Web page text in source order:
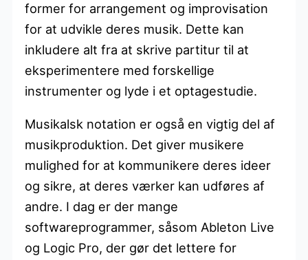
former for arrangement og improvisation
for at udvikle deres musik. Dette kan
inkludere alt fra at skrive partitur til at
eksperimentere med forskellige
instrumenter og lyde i et optagestudie.
Musikalsk notation er også en vigtig del af
musikproduktion. Det giver musikere
mulighed for at kommunikere deres ideer
og sikre, at deres værker kan udføres af
andre. I dag er der mange
softwareprogrammer, såsom Ableton Live
og Logic Pro, der gør det lettere for